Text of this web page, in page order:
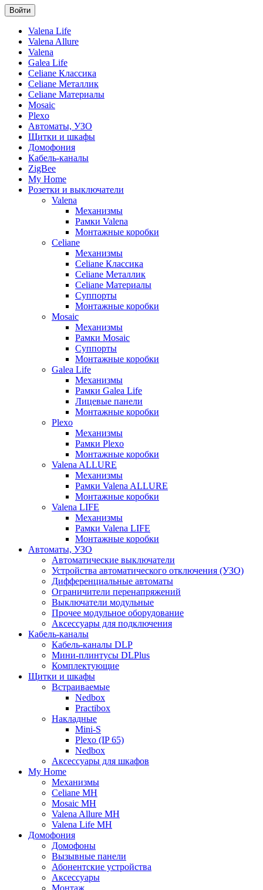
Valena Life
Valena Allure
Valena
Galea Life
Celiane Классика
Celiane Металлик
Celiane Материалы
Mosaic
Plexo
Автоматы, УЗО
Щитки и шкафы
Домофония
Кабель-каналы
ZigBee
My Home
Розетки и выключатели
Valena
Механизмы
Рамки Valena
Монтажные коробки
Celiane
Механизмы
Celiane Классика
Celiane Металлик
Celiane Материалы
Суппорты
Монтажные коробки
Mosaic
Механизмы
Рамки Mosaic
Суппорты
Монтажные коробки
Galea Life
Механизмы
Рамки Galea Life
Лицевые панели
Монтажные коробки
Plexo
Механизмы
Рамки Plexo
Монтажные коробки
Valena ALLURE
Механизмы
Рамки Valena ALLURE
Монтажные коробки
Valena LIFE
Механизмы
Рамки Valena LIFE
Монтажные коробки
Автоматы, УЗО
Автоматические выключатели
Устройства автоматического отключения (УЗО)
Дифференциальные автоматы
Ограничители перенапряжений
Выключатели модульные
Прочее модульное оборудование
Аксессуары для подключения
Кабель-каналы
Кабель-каналы DLP
Мини-плинтусы DLPlus
Комплектующие
Щитки и шкафы
Встраиваемые
Nedbox
Practibox
Накладные
Mini-S
Plexo (IP 65)
Nedbox
Аксессуары для шкафов
My Home
Механизмы
Celiane MH
Mosaic MH
Valena Allure MH
Valena Life MH
Домофония
Домофоны
Вызывные панели
Абонентские устройства
Аксессуары